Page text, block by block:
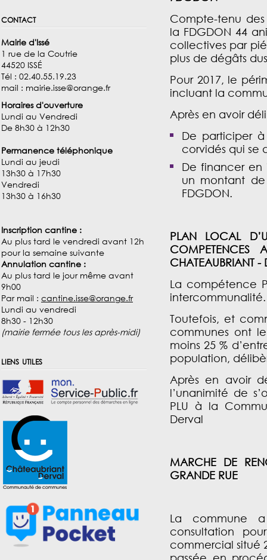
contact
Mairie d'Issé
1 rue de la Coutrie
44520 ISSÉ
Tél : 02.40.55.19.23
mail : mairie.isse@orange.fr
Horaires d'ouverture
Lundi au Vendredi
De 8h30 à 12h30
Permanence téléphonique
Lundi au jeudi
13h30 à 17h30
Vendredi
13h30 à 16h30
Inscription cantine :
Au plus tard le vendredi avant 12h
pour la semaine suivante
Annulation cantine :
Au plus tard le jour même avant
9h00
Par mail : cantine.isse@orange.fr
Lundi au vendredi
8h30 - 12h30
(mairie fermée tous les après-midi)
liens utiles
Compte-tenu
la FDGDON 44
collectives par
plus de dégâts
Pour 2017, le
incluant la
Après en avoir
De participer
corvidés qui se
De financer en
un montant
FDGDON.
PLAN LOCAL
CHATEAUBRIANT -
La compétence
intercommunalité.
Toutefois, et
communes ont
moins 25 %
population,
Après en avoir
l’unanimité de
PLU à la
Derval
MARCHE DE
GRANDE RUE
La commune
consultation
commercial situé